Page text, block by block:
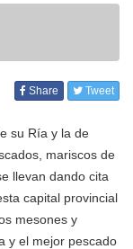
Share Tweet
su Ría y la de
mariscos de
llevan dando cita
capital provincial
mesones y
y el mejor pescado